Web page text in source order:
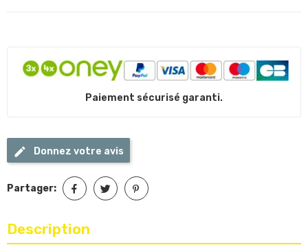
Paiement sécurisé garanti.
Donnez votre avis
Partager:
Description